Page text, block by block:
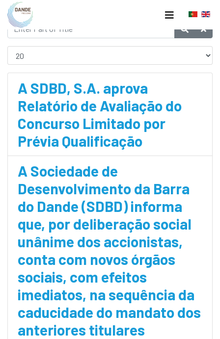
A SDBD, S.A. aprova
Relatório de Avaliação do
Concurso Limitado por
Prévia Qualificação
A Sociedade de
Desenvolvimento da Barra
do Dande (SDBD) informa
que, por deliberação social
unânime dos accionistas,
conta com novos órgãos
sociais, com efeitos
imediatos, na sequência da
caducidade do mandato dos
anteriores titulares